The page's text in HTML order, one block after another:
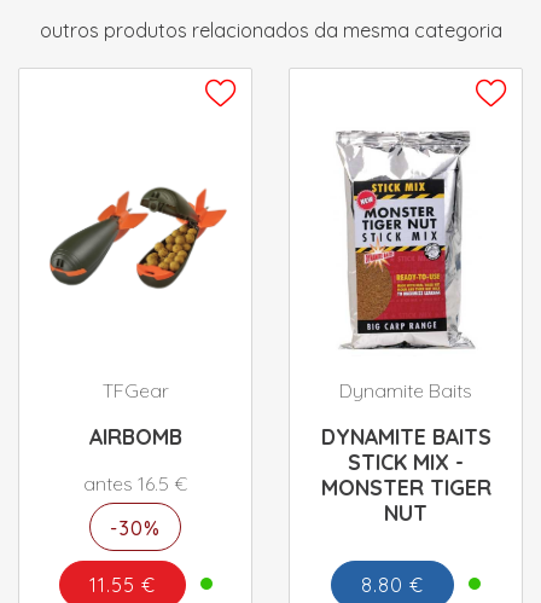
outros produtos relacionados da mesma categoria
TFGear
AIRBOMB
antes 16.5 €
-30%
11.55 €
Dynamite Baits
DYNAMITE BAITS
STICK MIX -
MONSTER TIGER
NUT
8.80 €